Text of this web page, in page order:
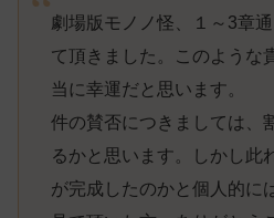
劇場版モノノ怪、１～3章
て頂きました。このような
当に幸運だと思います。
件の賛否につきましては、
るかと思います。しかし此
が完成したのかと個人的に